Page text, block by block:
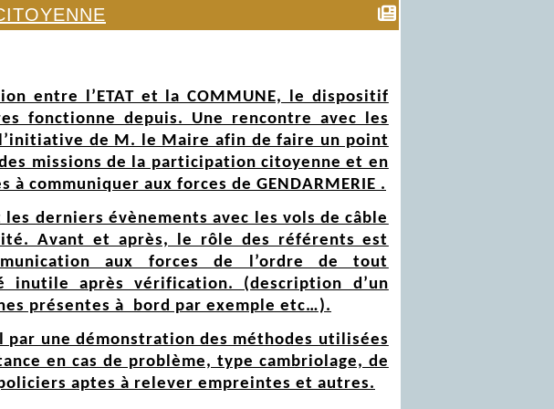
entre l’ETAT et la COMMUNE, le dispositif
fonctionne depuis. Une rencontre avec les
l’initiative de M. le Maire afin de faire un point
missions de la participation citoyenne et en
aux forces de GENDARMERIE .
derniers évènements avec les vols de câble
Avant et après, le rôle des référents est
aux forces de l’ordre de tout
après vérification. (description d’un
présentes à bord par exemple etc…).
par une démonstration des méthodes utilisées
en cas de problème, type cambriolage, de
aptes à relever empreintes et autres.